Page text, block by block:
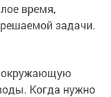
время,
задачи.
окружающую
Когда нужно